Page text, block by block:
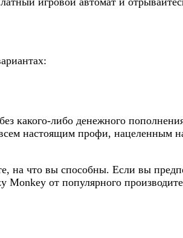
какого-либо денежного
настоящим профи, нацеленным
на что вы способны. Если вы
Monkey от популярного